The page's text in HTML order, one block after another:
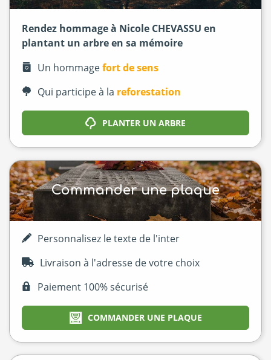
Rendez hommage à Nicole CHEVASSU en
plantant un arbre en sa mémoire
Un hommagefort de sens
Qui participe à la reforestation
PLANTER UN ARBRE
Commander une plaque
Personnalisez le texte de l'inter
Livraison à l'adresse de votre choix
Paiement 100% sécurisé
COMMANDER UNE PLAQUE